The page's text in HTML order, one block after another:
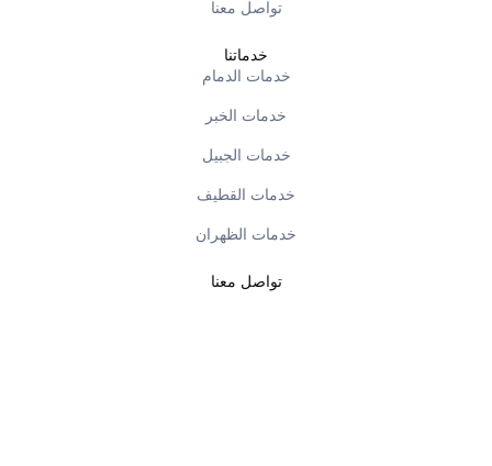
تواصل معنا
خدماتنا
خدمات الدمام
خدمات الخبر
خدمات الجبيل
خدمات القطيف
خدمات الظهران
تواصل معنا